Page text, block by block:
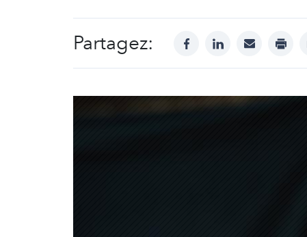
Partagez: facebooklinkedinmail print